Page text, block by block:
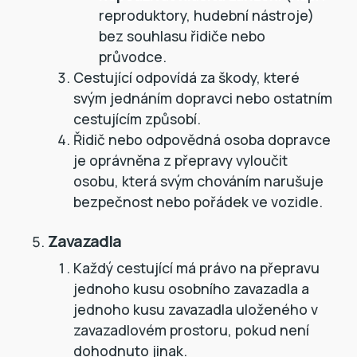
reproduktory, hudební nástroje)
bez souhlasu řidiče nebo
průvodce.
Cestující odpovídá za škody, které
svým jednáním dopravci nebo ostatním
cestujícím způsobí.
Řidič nebo odpovědná osoba dopravce
je oprávněna z přepravy vyloučit
osobu, která svým chováním narušuje
bezpečnost nebo pořádek ve vozidle.
Zavazadla
Každý cestující má právo na přepravu
jednoho kusu osobního zavazadla a
jednoho kusu zavazadla uloženého v
zavazadlovém prostoru, pokud není
dohodnuto jinak.